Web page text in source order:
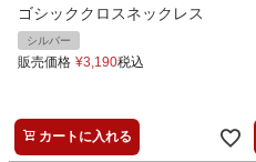
ゴシッククロスネックレス
シルバー
販売価格 ¥3,190税込
カートに入れる